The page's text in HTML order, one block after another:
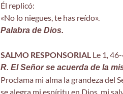
Él replicó:
«No lo niegues, te has reído».
Palabra de Dios.
SALMO RESPONSORIAL Le 1,
R. El Señor se acuerda de la
Proclama mi alma la grandeza del
se alegra mi espíritu en Dios, mi